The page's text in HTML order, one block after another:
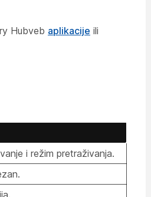
Hubveb aplikacije ili
i režim pretraživanja.